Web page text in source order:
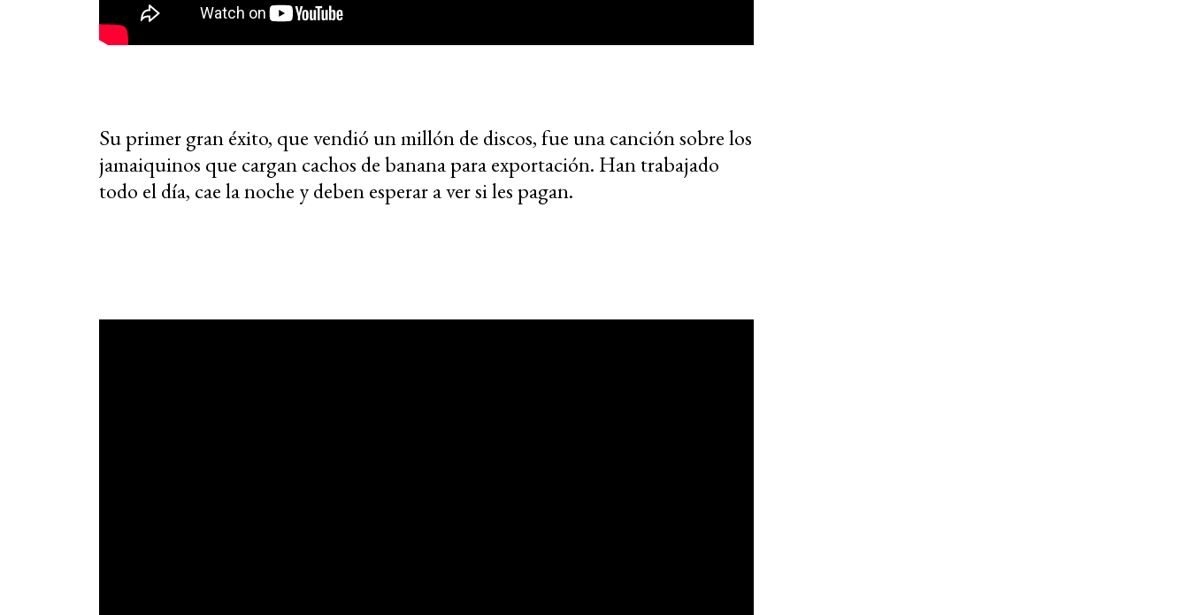
Su primer gran éxito, que vendió un millón de discos, fue una canción sobre los
jamaiquinos que cargan cachos de banana para exportación. Han trabajado
todo el día, cae la noche y deben esperar a ver si les pagan.